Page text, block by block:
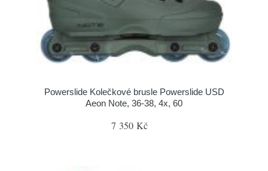
Powerslide Kolečkové brusle Powerslide USD
Aeon Note, 36-38, 4x, 60
7 350 Kč